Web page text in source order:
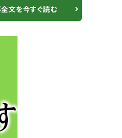
文を今すぐ読む